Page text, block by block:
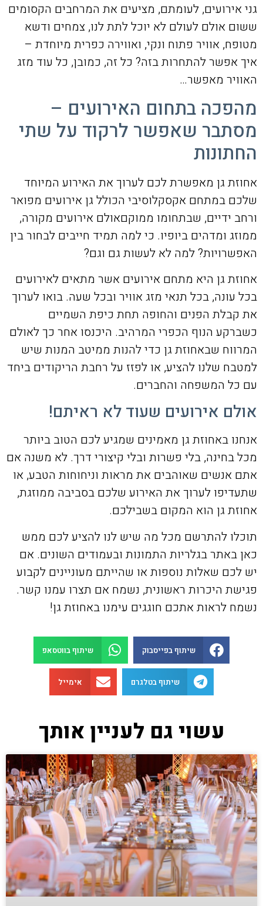
גני אירועים, לעומתם, מציעים את המרחבים הקסומים
ששום אולם לעולם לא יוכל לתת לנו, צמחים ודשא
מטופח, אוויר פתוח ונקי, ואווירה כפרית מיוחדת –
איך אפשר להתחרות בזה? כל זה, כמובן, כל עוד מזג
האוויר מאפשר…
מהפכה בתחום האירועים –
מסתבר שאפשר לרקוד על שתי
החתונות
אחוזת גן מאפשרת לכם לערוך את האירוע המיוחד
שלכם במתחם אקסקלוסיבי הכולל גן אירועים מפואר
ורחב ידיים, שבתחומו ממוקםאולם אירועים מקורה,
ממוזג ומדהים ביופיו. כי למה תמיד חייבים לבחור בין
האפשרויות? למה לא לעשות גם וגם?
אחוזת גן היא מתחם אירועים אשר מתאים לאירועים
בכל עונה, בכל תנאי מזג אוויר ובכל שעה. בואו לערוך
את קבלת הפנים והחופה תחת כיפת השמיים
כשברקע הנוף הכפרי המרהיב. היכנסו אחר כך לאולם
המרווח שבאחוזת גן כדי להנות ממיטב המנות שיש
למטבח שלנו להציע, או לפזז על רחבת הריקודים ביחד
עם כל המשפחה והחברים.
אולם אירועים שעוד לא ראיתם!
אנחנו באחוזת גן מאמינים שמגיע לכם הטוב ביותר
מכל בחינה, בלי פשרות ובלי קיצורי דרך. לא משנה אם
אתם אנשים שאוהבים את מראות וניחוחות הטבע, או
שתעדיפו לערוך את האירוע שלכם בסביבה ממוזגת,
אחוזת גן הוא המקום בשבילכם.
תוכלו להתרשם מכל מה שיש לנו להציע לכם ממש
כאן באתר בגלריות התמונות ובעמודים השונים. אם
יש לכם שאלות נוספות או שהייתם מעוניינים לקבוע
פגישת היכרות ראשונית, נשמח אם תצרו עמנו קשר.
נשמח לראות אתכם חוגגים עימנו באחוזת גן!
שיתוף בפייסבוק שיתוף בווטסאפ
שיתוף בטלגרם אימייל
עשוי גם לעניין אותך